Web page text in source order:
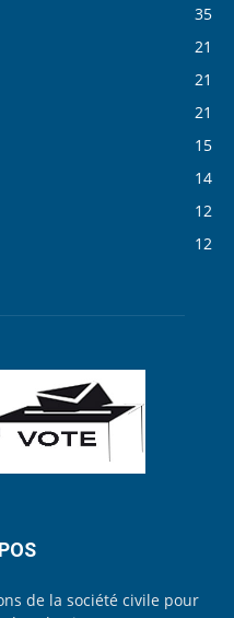
35
21
21
21
15
14
12
12
de la société civile pour